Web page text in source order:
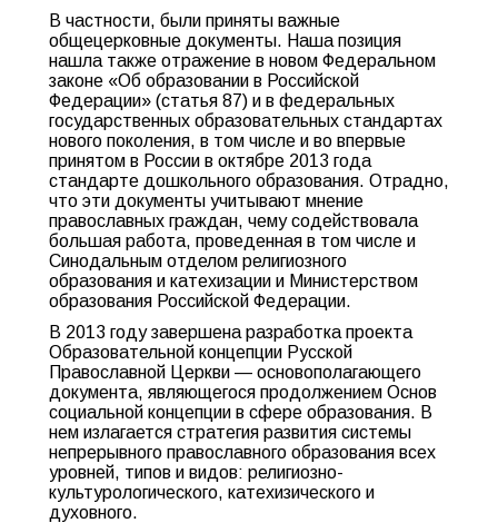
В частности, были приняты важные
общецерковные документы. Наша позиция
нашла также отражение в новом Федеральном
законе «Об образовании в Российской
Федерации» (статья 87) и в федеральных
государственных образовательных стандартах
нового поколения, в том числе и во впервые
принятом в России в октябре 2013 года
стандарте дошкольного образования. Отрадно,
что эти документы учитывают мнение
православных граждан, чему содействовала
большая работа, проведенная в том числе и
Синодальным отделом религиозного
образования и катехизации и Министерством
образования Российской Федерации.
В 2013 году завершена разработка проекта
Образовательной концепции Русской
Православной Церкви — основополагающего
документа, являющегося продолжением Основ
социальной концепции в сфере образования. В
нем излагается стратегия развития системы
непрерывного православного образования всех
уровней, типов и видов: религиозно-
культурологического, катехизического и
духовного.